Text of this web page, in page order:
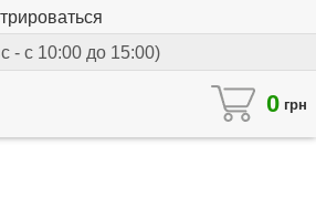
- с 10:00 до 15:00)
0 грн